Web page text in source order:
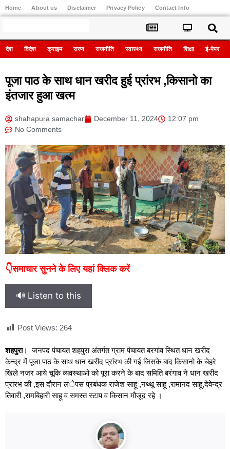
Home About us Disclaimer Privacy Policy Contact Info
देश विदेश क्राइम राज्य राजनीति स्वास्थ्य राजनीति शिक्षा ई-पेपर
पूजा पाठ के साथ धान खरीद हुई प्रांरभ ,किसानो का
इंतजार हुआ खत्म
shahapura samachar December 11, 2024
12:07 pm
No Comments
👇समाचार सुनने के लिए यहां क्लिक करें
🔊 Listen to this
Post Views: 264
शहपुरा। जनपद पंचायत शहपुरा अंतर्गत ग्राम पंचायत बरगांव स्थित धान खरीद
केन्द्र में पूजा पाठ के साथ धान खरीद प्रांरभ की गई जिसके बाद किसानो के चेहरे
खिले नजर आये चूकि व्यवस्थाओ को पूरा करने के बाद समिति बरंगाव ने धान खरीद
प्रांरभ की ,इस दौरान लंेपस प्रबंधक राजेश साहू ,नथ्थू साहू ,रामानंद साहू,देवेन्द्र
तिवारी ,रामबिहारी साहू व समस्त स्टाप व किसान मौजूद रहे ।